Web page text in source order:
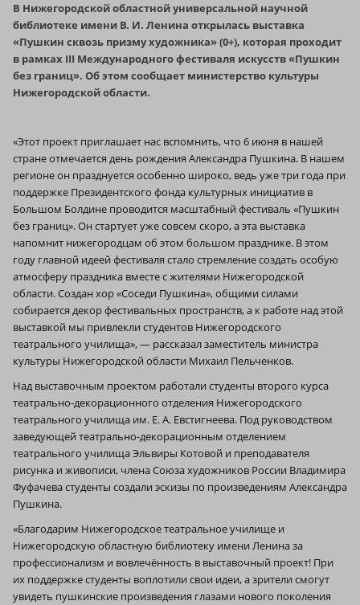
В Нижегородской областной универсальной научной
библиотеке имени В. И. Ленина открылась выставка
«Пушкин сквозь призму художника» (0+), которая проходит
в рамках III Международного фестиваля искусств «Пушкин
без границ». Об этом сообщает министерство культуры
Нижегородской области.
«Этот проект приглашает нас вспомнить, что 6 июня в нашей
стране отмечается день рождения Александра Пушкина. В нашем
регионе он празднуется особенно широко, ведь уже три года при
поддержке Президентского фонда культурных инициатив в
Большом Болдине проводится масштабный фестиваль «Пушкин
без границ». Он стартует уже совсем скоро, а эта выставка
напомнит нижегородцам об этом большом празднике. В этом
году главной идеей фестиваля стало стремление создать особую
атмосферу праздника вместе с жителями Нижегородской
области. Создан хор «Соседи Пушкина», общими силами
собирается декор фестивальных пространств, а к работе над этой
выставкой мы привлекли студентов Нижегородского
театрального училища», — рассказал заместитель министра
культуры Нижегородской области Михаил Пельченков.
Над выставочным проектом работали студенты второго курса
театрально‑декорационного отделения Нижегородского
театрального училища им. Е. А. Евстигнеева. Под руководством
заведующей театрально-декорационным отделением
театрального училища Эльвиры Котовой и преподавателя
рисунка и живописи, члена Союза художников России Владимира
Фуфачева студенты создали эскизы по произведениям Александра
Пушкина.
«Благодарим Нижегородское театральное училище и
Нижегородскую областную библиотеку имени Ленина за
профессионализм и вовлечённость в выставочный проект! При
их поддержке студенты воплотили свои идеи, а зрители смогут
увидеть пушкинские произведения глазами нового поколения